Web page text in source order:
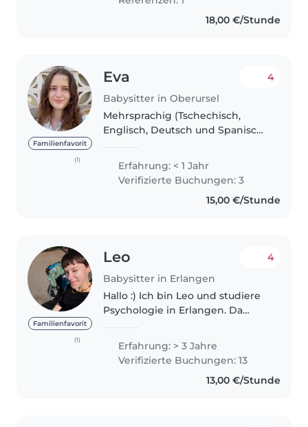
18,00 €/Stunde
Familienfavorit
(1)
Eva
Babysitter in Oberursel
4
Mehrsprachig (Tschechisch,
Englisch, Deutsch und Spanisch),
Ehemalige Medizinstudentin (ich
musste mein Studium leider
unterbrechen) mit Erfahrung in..
Erfahrung: < 1 Jahr
Verifizierte Buchungen: 3
15,00 €/Stunde
Familienfavorit
(1)
Leo
Babysitter in Erlangen
4
Hallo :) Ich bin Leo und studiere
Psychologie in Erlangen. Da
jünger ist, habe ich viel
Erfahrung mit Kinderbetreuung.
Ich habe aber noch nie fremden
Erfahrung: > 3 Jahre
Verifizierte Buchungen: 13
13,00 €/Stunde